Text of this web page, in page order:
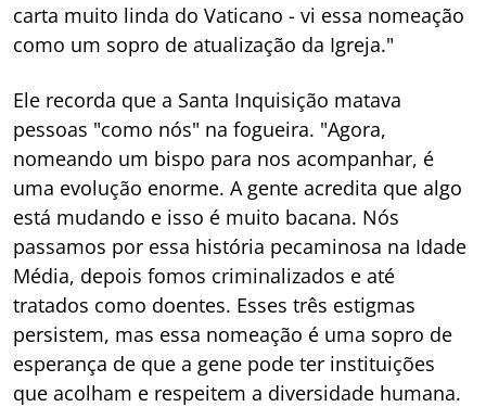
carta muito linda do Vaticano - vi essa nomeação
como um sopro de atualização da Igreja."
Ele recorda que a Santa Inquisição matava
pessoas "como nós" na fogueira. "Agora,
nomeando um bispo para nos acompanhar, é
uma evolução enorme. A gente acredita que algo
está mudando e isso é muito bacana. Nós
passamos por essa história pecaminosa na Idade
Média, depois fomos criminalizados e até
tratados como doentes. Esses três estigmas
persistem, mas essa nomeação é uma sopro de
esperança de que a gene pode ter instituições
que acolham e respeitem a diversidade humana.